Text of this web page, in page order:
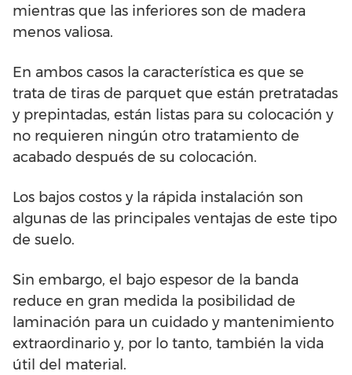
mientras que las inferiores son de madera
menos valiosa.
En ambos casos la característica es que se
trata de tiras de parquet que están pretratadas
y prepintadas, están listas para su colocación y
no requieren ningún otro tratamiento de
acabado después de su colocación.
Los bajos costos y la rápida instalación son
algunas de las principales ventajas de este tipo
de suelo.
Sin embargo, el bajo espesor de la banda
reduce en gran medida la posibilidad de
laminación para un cuidado y mantenimiento
extraordinario y, por lo tanto, también la vida
útil del material.